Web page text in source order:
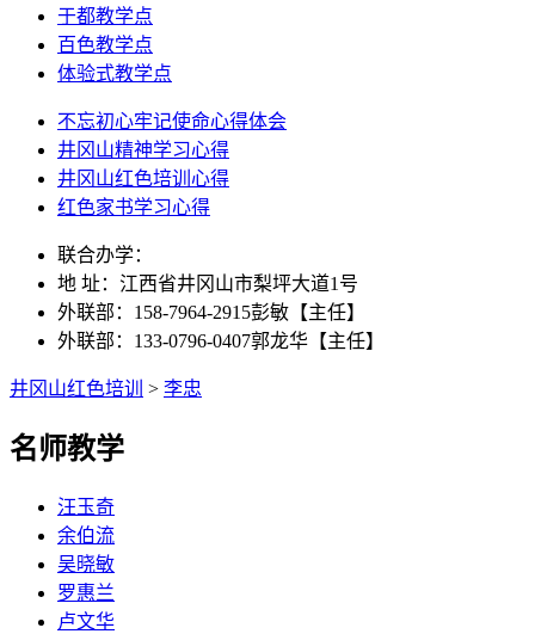
于都教学点
百色教学点
体验式教学点
不忘初心牢记使命心得体会
井冈山精神学习心得
井冈山红色培训心得
红色家书学习心得
联合办学：
地 址：江西省井冈山市梨坪大道1号
外联部：158-7964-2915彭敏【主任】
外联部：133-0796-0407郭龙华【主任】
井冈山红色培训 > 李忠
名师教学
汪玉奇
余伯流
吴晓敏
罗惠兰
卢文华